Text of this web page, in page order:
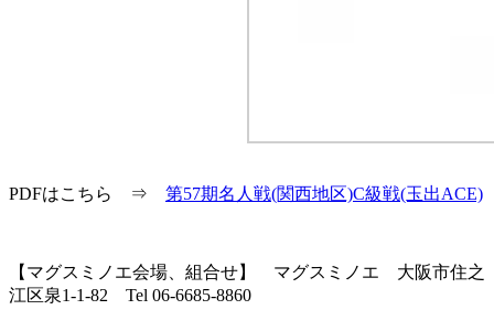
PDFはこちら ⇒ 第57期名人戦(関西地区)C級戦(玉出ACE)
【マグスミノエ会場、組合せ】 マグスミノエ 大阪市住之
江区泉1-1-82 Tel 06-6685-8860